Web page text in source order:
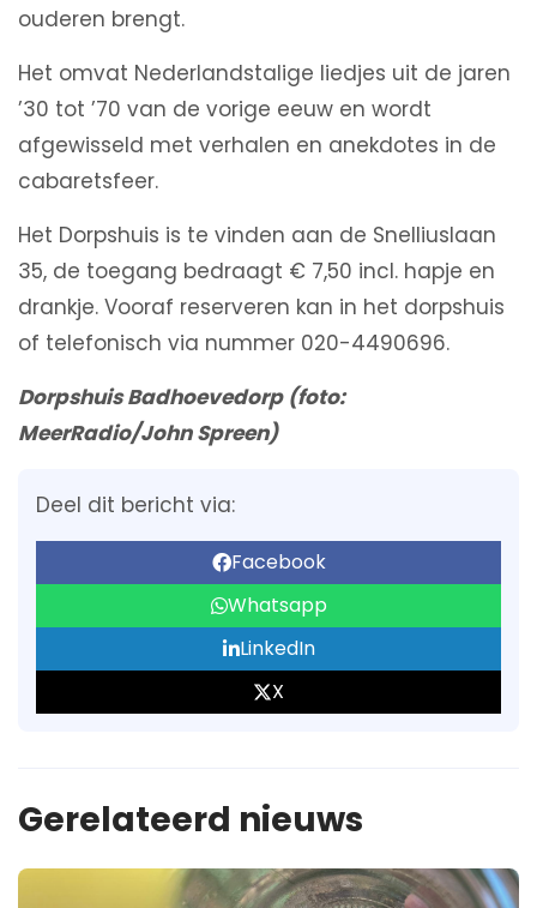
ouderen brengt.
Het omvat Nederlandstalige liedjes uit de jaren
’30 tot ’70 van de vorige eeuw en wordt
afgewisseld met verhalen en anekdotes in de
cabaretsfeer.
Het Dorpshuis is te vinden aan de Snelliuslaan
35, de toegang bedraagt € 7,50 incl. hapje en
drankje. Vooraf reserveren kan in het dorpshuis
of telefonisch via nummer 020-4490696.
Dorpshuis Badhoevedorp (foto:
MeerRadio/John Spreen)
Deel dit bericht via:
Facebook
Whatsapp
LinkedIn
X
Gerelateerd nieuws